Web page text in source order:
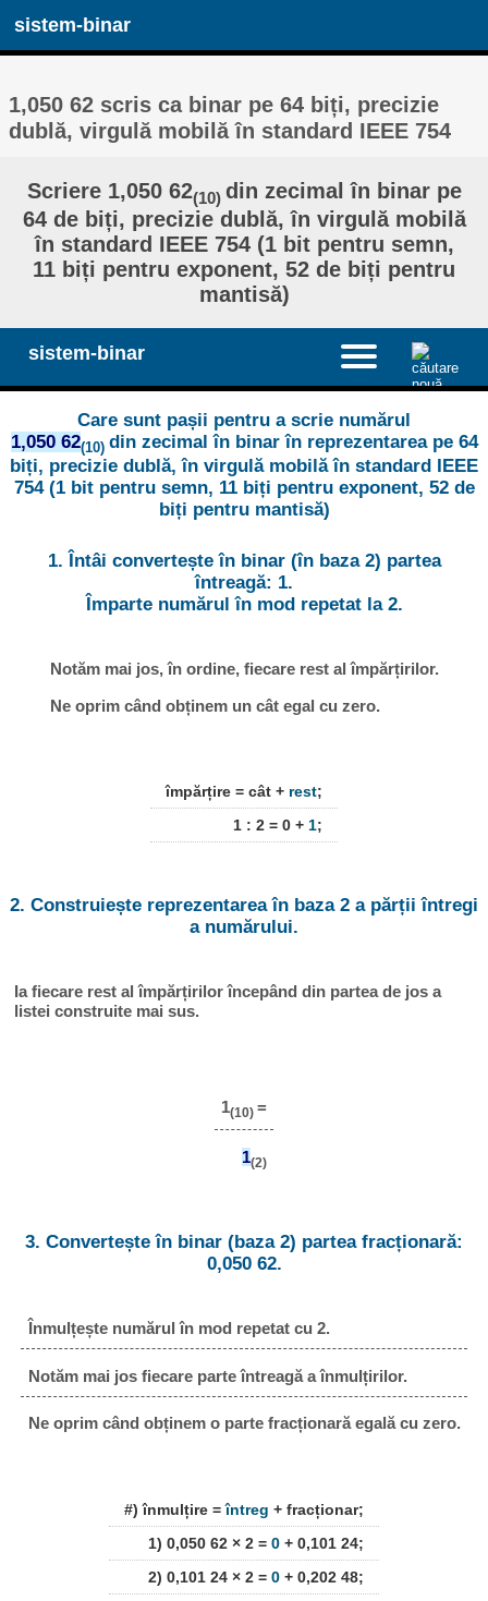
sistem-binar
1,050 62 scris ca binar pe 64 biți, precizie
dublă, virgulă mobilă în standard IEEE 754
Scriere 1,050 62(10) din zecimal în binar pe
64 de biți, precizie dublă, în virgulă mobilă
în standard IEEE 754 (1 bit pentru semn,
11 biți pentru exponent, 52 de biți pentru
mantisă)
sistem-binar
Care sunt pașii pentru a scrie numărul
1,050 62(10) din zecimal în binar în reprezentarea pe 64
biți, precizie dublă, în virgulă mobilă în standard IEEE
754 (1 bit pentru semn, 11 biți pentru exponent, 52 de
biți pentru mantisă)
1. Întâi convertește în binar (în baza 2) partea
întreagă: 1.
Împarte numărul în mod repetat la 2.
Notăm mai jos, în ordine, fiecare rest al împărțirilor.
Ne oprim când obținem un cât egal cu zero.
împărțire = cât + rest;
1 : 2 = 0 + 1;
2. Construiește reprezentarea în baza 2 a părții întregi
a numărului.
Ia fiecare rest al împărțirilor începând din partea de jos a
listei construite mai sus.
1(10) =
1(2)
3. Convertește în binar (baza 2) partea fracționară:
0,050 62.
Înmulțește numărul în mod repetat cu 2.
Notăm mai jos fiecare parte întreagă a înmulțirilor.
Ne oprim când obținem o parte fracționară egală cu zero.
#) înmulțire =întreg + fracționar;
1) 0,050 62 × 2 = 0 + 0,101 24;
2) 0,101 24 × 2 = 0 + 0,202 48;